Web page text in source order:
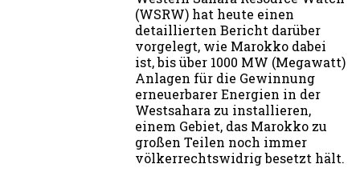
(WSRW) hat heute einen
detaillierten Bericht darüber
vorgelegt, wie Marokko dabei
ist, bis über 1000 MW (Megawatt)
Anlagen für die Gewinnung
erneuerbarer Energien in der
Westsahara zu installieren,
einem Gebiet, das Marokko zu
großen Teilen noch immer
völkerrechtswidrig besetzt hält.